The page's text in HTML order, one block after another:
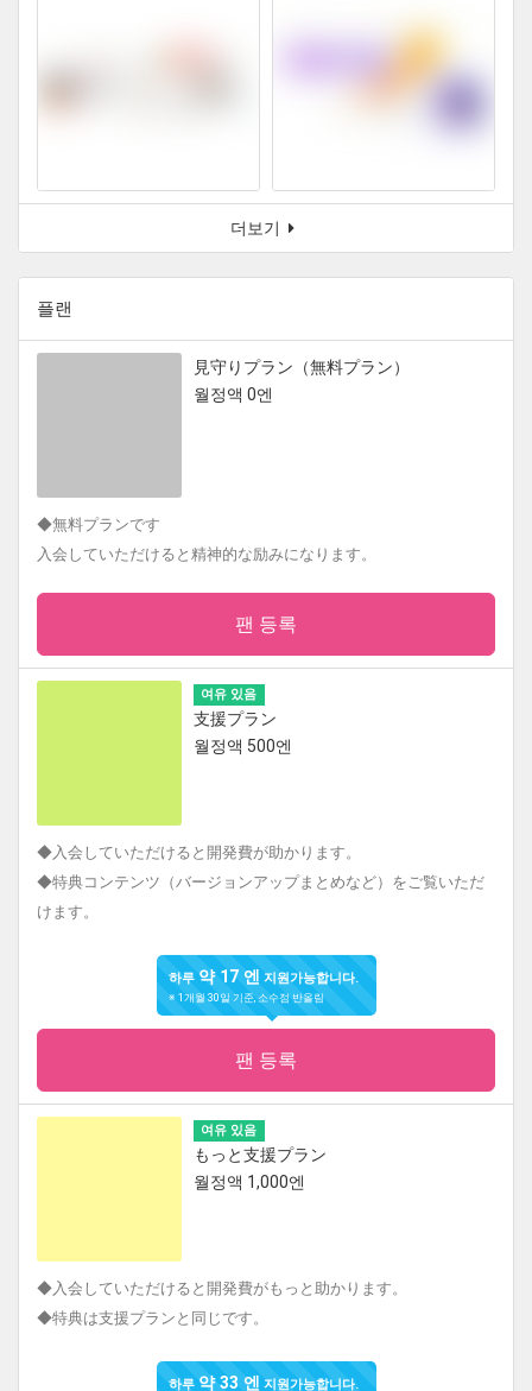
더보기
플랜
見守りプラン（無料プラン）
월정액 0엔
◆無料プランです
入会していただけると精神的な励みになります。
팬 등록
여유 있음
支援プラン
월정액 500엔
◆入会していただけると開発費が助かります。
◆特典コンテンツ（バージョンアップまとめなど）をご覧いただ
けます。
하루약 17 엔 지원가능합니다.
※ 1개월 30일 기준, 소수점 반올림
팬 등록
여유 있음
もっと支援プラン
월정액 1,000엔
◆入会していただけると開発費がもっと助かります。
◆特典は支援プランと同じです。
하루약 33 엔 지원가능합니다.